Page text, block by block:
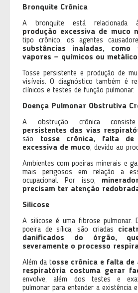
Bronquite Crônica
A bronquite está relacionada
produção excessiva de muco
tipo crônico, os agentes
substâncias inaladas,
vapores — químicos ou
Tosse persistente e produção de
visíveis. O diagnóstico também é
clínicos e testes de função pulmonar.
Doença Pulmonar Obstrutiva
A obstrução crônica
persistentes das vias
são tosse crônica, falta
excessiva de muco, devido ao
Ambientes com poeiras minerais e
mais perigosos em relação a
ocupacional. Por isso,
precisam ter atenção
Silicose
A silicose é uma fibrose pulmonar.
poeira de sílica, são criadas
danificados do órgão, que
severamente o processo
Além da tosse crônica e falta de
respiratória costuma gerar
envolve, além dos testes e
pulmonar para entender a existência